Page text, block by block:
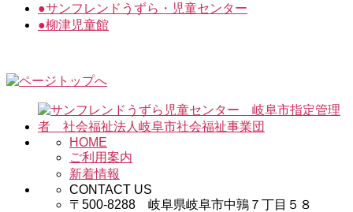
●サンフレンドうずら・児童センター
●柳津児童館
HOME
ご利用案内
新着情報
CONTACT US
〒500-8288 岐阜県岐阜市中鶉７丁目５８